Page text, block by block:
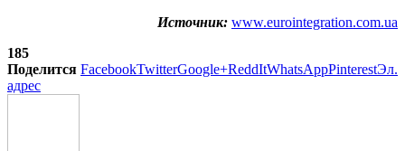
Источник: www.eurointegration.com.ua
185
Поделится FacebookTwitterGoogle+ReddItWhatsAppPinterestЭл.
адрес